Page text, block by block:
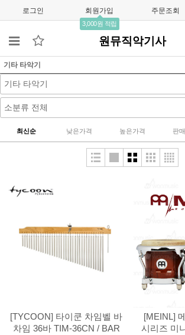
로그인 회원가입
3,000원 적립
주문조회
원뮤직악기사
기타 타악기
최신순 낮은가격 높은가격 판
[TYCOON] 타이쿤 차임벨 바
차임 36바 TIM-36CN / BAR
[MEINL]
시리즈 미